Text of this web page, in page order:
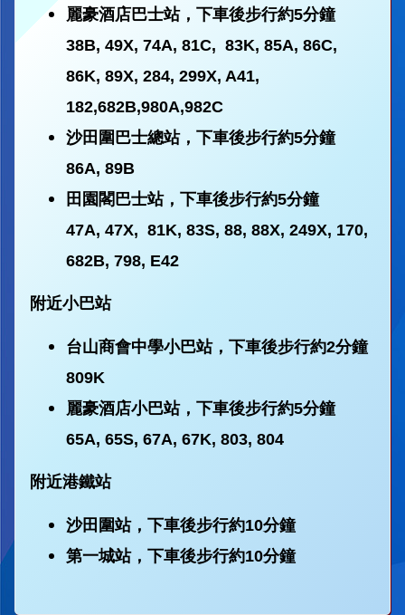
麗豪酒店巴士站，下車後步行約5分鐘
38B, 49X, 74A, 81C, 83K, 85A, 86C,
86K, 89X, 284, 299X, A41,
182,682B,980A,982C
沙田圍巴士總站，下車後步行約5分鐘
86A, 89B
田園閣巴士站，下車後步行約5分鐘
47A, 47X, 81K, 83S, 88, 88X, 249X, 170,
682B, 798, E42
附近小巴站
台山商會中學小巴站，下車後步行約2分鐘
809K
麗豪酒店小巴站，下車後步行約5分鐘
65A, 65S, 67A, 67K, 803, 804
附近港鐵站
沙田圍站，下車後步行約10分鐘
第一城站，下車後步行約10分鐘